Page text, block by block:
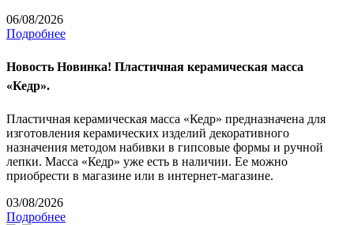
06/08/2026
Подробнее
Новость Новинка! Пластичная керамическая масса
«Кедр».
Пластичная керамическая масса «Кедр» предназначена для
изготовления керамических изделий декоративного
назначения методом набивки в гипсовые формы и ручной
лепки. Масса «Кедр» уже есть в наличии. Ее можно
приобрести в магазине или в интернет-магазине.
03/08/2026
Подробнее